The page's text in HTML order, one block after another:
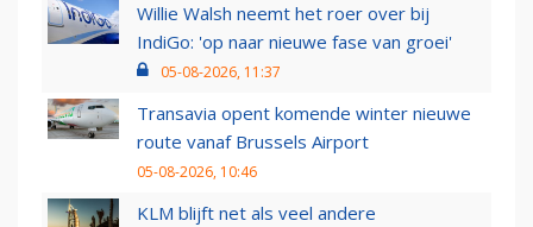
Willie Walsh neemt het roer over bij
IndiGo: 'op naar nieuwe fase van groei'
05-08-2026, 11:37
Transavia opent komende winter nieuwe
route vanaf Brussels Airport
05-08-2026, 10:46
KLM blijft net als veel andere